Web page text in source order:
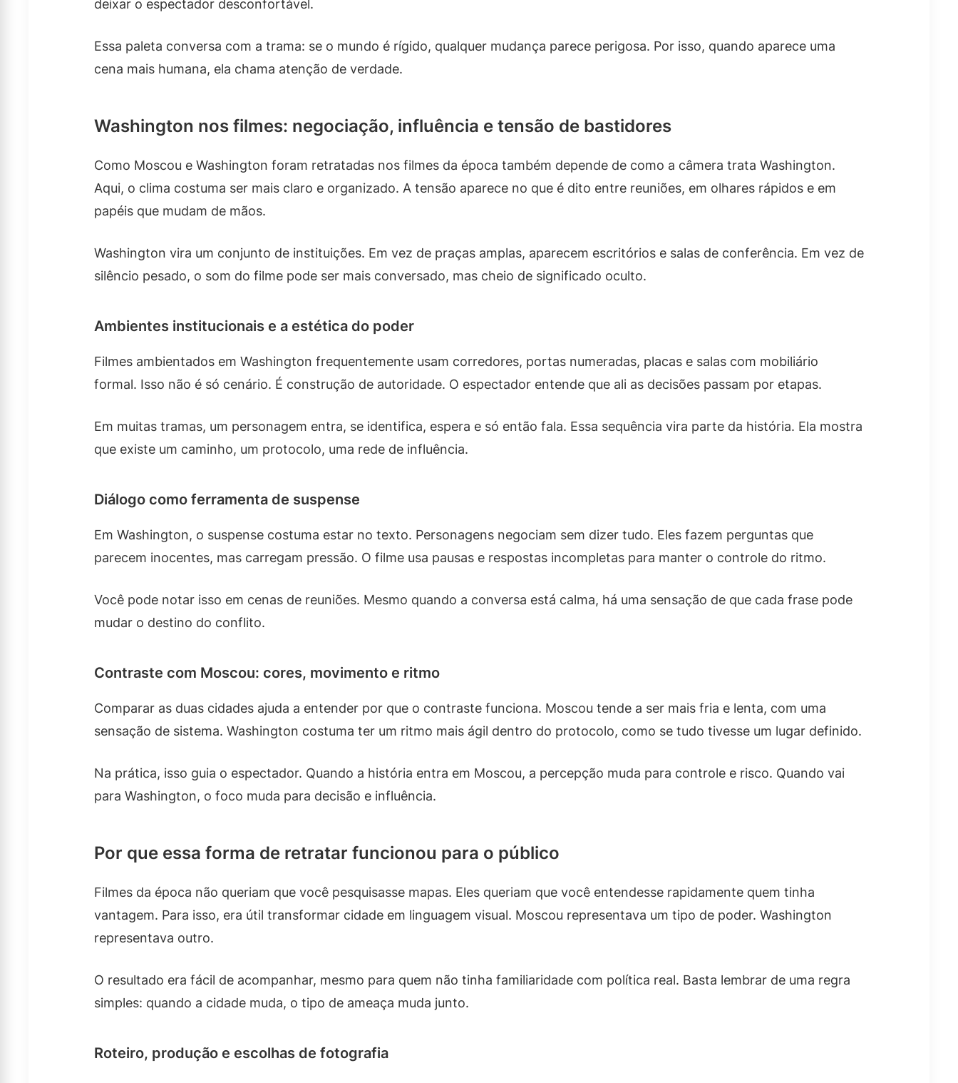
deixar o espectador desconfortável.
Essa paleta conversa com a trama: se o mundo é rígido, qualquer mudança parece perigosa. Por isso, quando aparece uma
cena mais humana, ela chama atenção de verdade.
Washington nos filmes: negociação, influência e tensão de bastidores
Como Moscou e Washington foram retratadas nos filmes da época também depende de como a câmera trata Washington.
Aqui, o clima costuma ser mais claro e organizado. A tensão aparece no que é dito entre reuniões, em olhares rápidos e em
papéis que mudam de mãos.
Washington vira um conjunto de instituições. Em vez de praças amplas, aparecem escritórios e salas de conferência. Em vez de
silêncio pesado, o som do filme pode ser mais conversado, mas cheio de significado oculto.
Ambientes institucionais e a estética do poder
Filmes ambientados em Washington frequentemente usam corredores, portas numeradas, placas e salas com mobiliário
formal. Isso não é só cenário. É construção de autoridade. O espectador entende que ali as decisões passam por etapas.
Em muitas tramas, um personagem entra, se identifica, espera e só então fala. Essa sequência vira parte da história. Ela mostra
que existe um caminho, um protocolo, uma rede de influência.
Diálogo como ferramenta de suspense
Em Washington, o suspense costuma estar no texto. Personagens negociam sem dizer tudo. Eles fazem perguntas que
parecem inocentes, mas carregam pressão. O filme usa pausas e respostas incompletas para manter o controle do ritmo.
Você pode notar isso em cenas de reuniões. Mesmo quando a conversa está calma, há uma sensação de que cada frase pode
mudar o destino do conflito.
Contraste com Moscou: cores, movimento e ritmo
Comparar as duas cidades ajuda a entender por que o contraste funciona. Moscou tende a ser mais fria e lenta, com uma
sensação de sistema. Washington costuma ter um ritmo mais ágil dentro do protocolo, como se tudo tivesse um lugar definido.
Na prática, isso guia o espectador. Quando a história entra em Moscou, a percepção muda para controle e risco. Quando vai
para Washington, o foco muda para decisão e influência.
Por que essa forma de retratar funcionou para o público
Filmes da época não queriam que você pesquisasse mapas. Eles queriam que você entendesse rapidamente quem tinha
vantagem. Para isso, era útil transformar cidade em linguagem visual. Moscou representava um tipo de poder. Washington
representava outro.
O resultado era fácil de acompanhar, mesmo para quem não tinha familiaridade com política real. Basta lembrar de uma regra
simples: quando a cidade muda, o tipo de ameaça muda junto.
Roteiro, produção e escolhas de fotografia